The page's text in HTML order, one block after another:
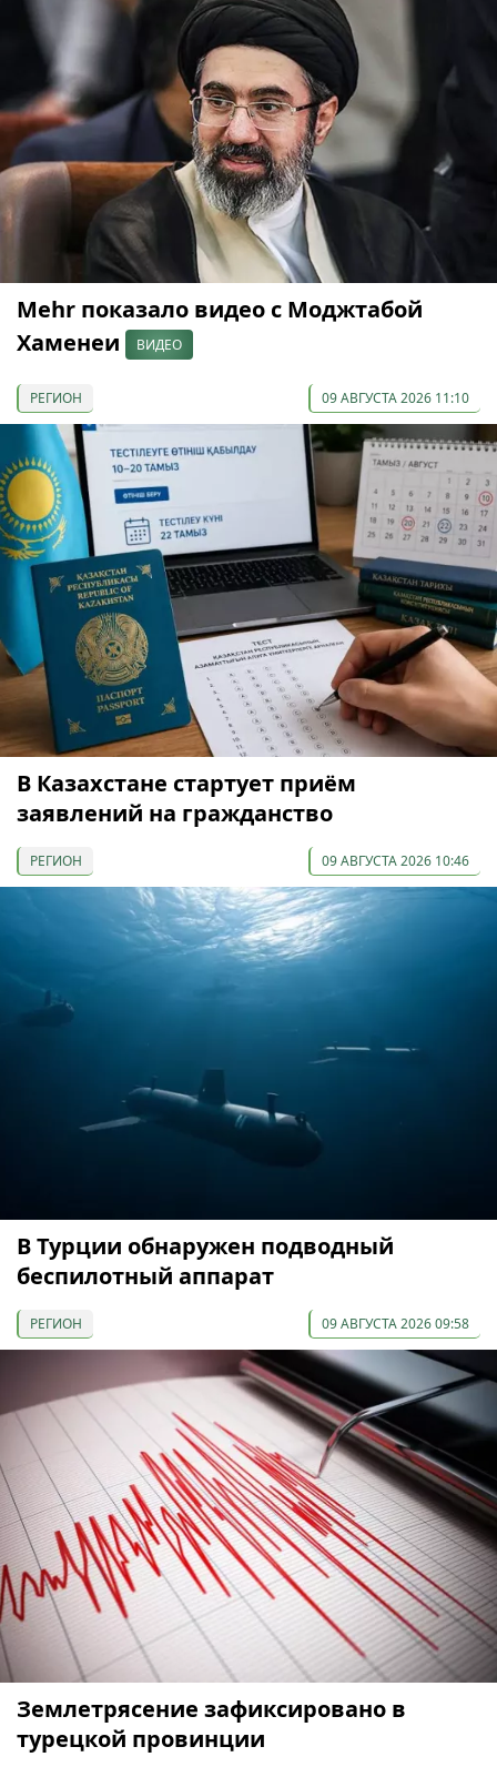
Mehr показало видео с Моджтабой
Хаменеи
ВИДЕО
РЕГИОН 09 АВГУСТА 2026 11:10
В Казахстане стартует приём
заявлений на гражданство
РЕГИОН 09 АВГУСТА 2026 10:46
В Турции обнаружен подводный
беспилотный аппарат
РЕГИОН 09 АВГУСТА 2026 09:58
Землетрясение зафиксировано в
турецкой провинции